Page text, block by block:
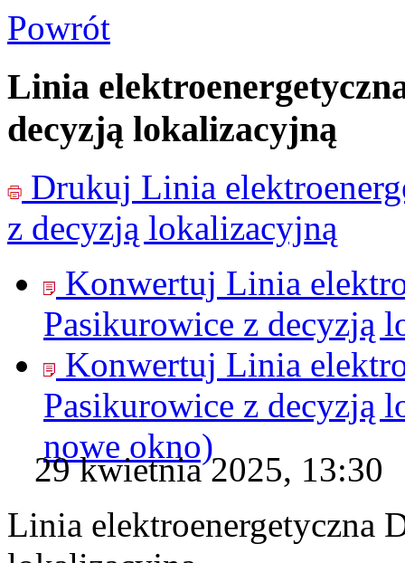
Powrót
Linia
decyzją lokalizacyjną
Drukuj Linia
z decyzją lokalizacyjną
Konwertuj Linia
Pasikurowice z decyzją
Konwertuj Linia
Pasikurowice z decyzją
nowe okno)
29 kwietnia 2025, 13:30
Linia elektroenergetyczna